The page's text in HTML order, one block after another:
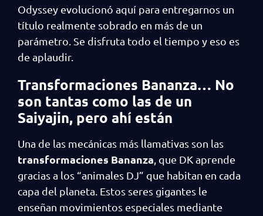
Odyssey evolucionó aquí para entregarnos un
título realmente sobrado en más de un
parámetro. Se disfruta todo el tiempo y eso es
de aplaudir.
Transformaciones Bananza… No
son tantas como las de un
Saiyajin, pero ahí están
Una de las mecánicas más llamativas son las
transformaciones Bananza , que DK aprende
gracias a los “animales DJ” que habitan en cada
capa del planeta. Estos seres gigantes le
enseñan movimientos especiales mediante